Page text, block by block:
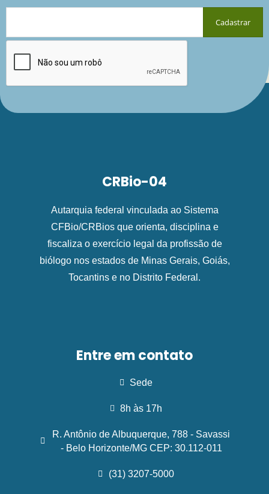
CRBio-04
Autarquia federal vinculada ao Sistema
CFBio/CRBios que orienta, disciplina e
fiscaliza o exercício legal da profissão de
biólogo nos estados de Minas Gerais, Goiás,
Tocantins e no Distrito Federal.
Entre em contato
Sede
8h às 17h
R. Antônio de Albuquerque, 788 - Savassi
- Belo Horizonte/MG CEP: 30.112-011
(31) 3207-5000